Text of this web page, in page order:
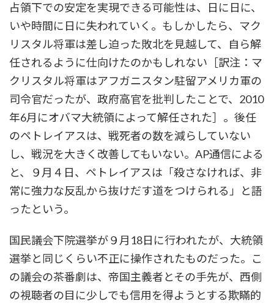
占領下での安定を実現できる可能性は、日に日に、
いや時間に日に失われていく。もしかしたら、マク
リスタル将軍は差し迫った敗北を見越して、自ら解
任されるように仕向けたのかもしれない［訳注：マ
クリスタル将軍はアフガニスタン駐留アメリカ軍の
司令官だったが、政府高官を批判したことで、2010
年6月にオバマ大統領によって解任された］。後任
のペトレイアスは、戦死者の数を減らしていない
し、戦況を大きく改善してもいない。AP通信による
と、９月４日、ペトレイアスは「殺さなければ、非
常に強力な反乱から抜けだす道をつけられる」と語
ったという。
国民議会下院選挙が９月18日に行われたが、大統領
選挙と同じくらい不正に操作されたものだった。こ
の議会の茶番劇は、帝国主義者とその手先が、西側
の視聴者の目に少しでも信用を得ようとする欺瞞的